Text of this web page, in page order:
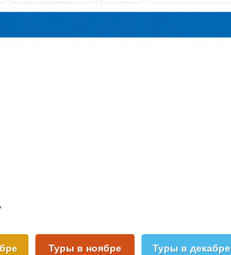
Туры в ноябре Туры в декабре